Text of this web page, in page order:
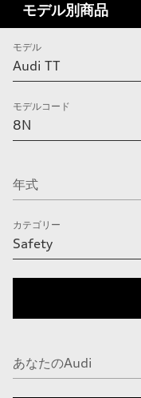
モデル別商品
モデル
モデルコード
カテゴリー